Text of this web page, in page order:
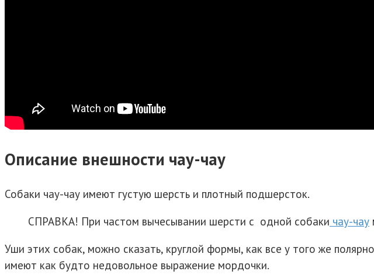
Описание внешности чау-чау
Собаки чау-чау имеют густую шерсть и плотный подшерсток.
СПРАВКА! При частом вычесывании шерсти с одной собаки чау-чау
Уши этих собак, можно сказать, круглой формы, как все у того же
имеют как будто недовольное выражение мордочки.